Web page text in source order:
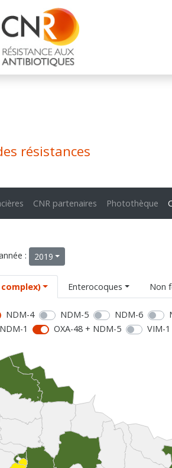
résistances
CNR partenaires Photothèque
: 2019
Enterocoques Non
NDM-4 NDM-5 NDM-6
1 OXA-48 + NDM-5 VIM-1